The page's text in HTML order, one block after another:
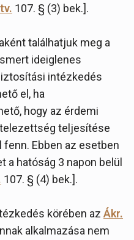
107. § (3) bek.].
találhatjuk meg a
ideiglenes
intézkedés
el, ha
hogy az érdemi
teljesítése
fenn. Ebben az esetben
a hatóság 3 napon belül
107. § (4) bek.].
körében az Ákr.
alkalmazása nem